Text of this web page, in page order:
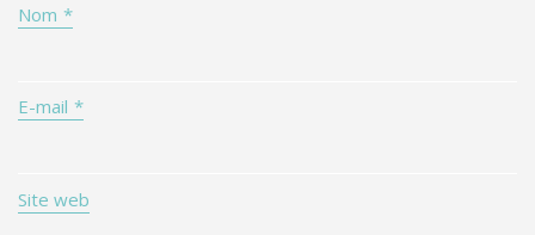
Nom *
E-mail *
Site web